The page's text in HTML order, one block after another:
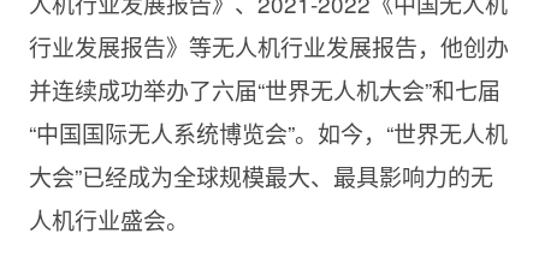
行业发展报告》等无人机行业发展报告，他创办
并连续成功举办了六届“世界无人机大会”和七届
“中国国际无人系统博览会”。如今，“世界无人机
大会”已经成为全球规模最大、最具影响力的无
人机行业盛会。